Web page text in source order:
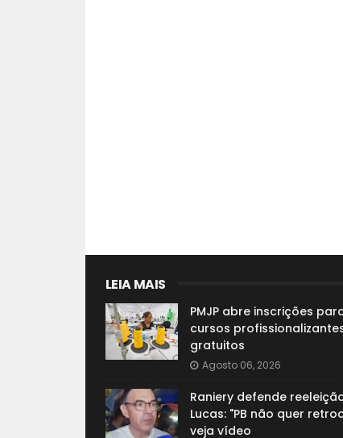
LEIA MAIS
PMJP abre inscrições
cursos
gratuitos
Agosto 06, 2026
Raniery defende
Lucas: "PB não quer
veja vídeo